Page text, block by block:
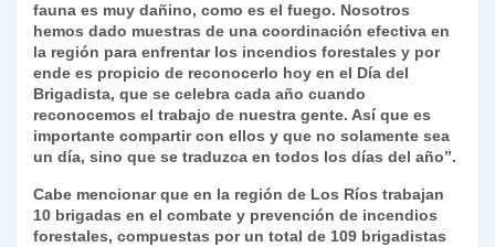
fauna es muy dañino, como es el fuego. Nosotros
hemos dado muestras de una coordinación efectiva en
la región para enfrentar los incendios forestales y por
ende es propicio de reconocerlo hoy en el Día del
Brigadista, que se celebra cada año cuando
reconocemos el trabajo de nuestra gente. Así que es
importante compartir con ellos y que no solamente sea
un día, sino que se traduzca en todos los días del año”.
Cabe mencionar que en la región de Los Ríos trabajan
10 brigadas en el combate y prevención de incendios
forestales, compuestas por un total de 109 brigadistas